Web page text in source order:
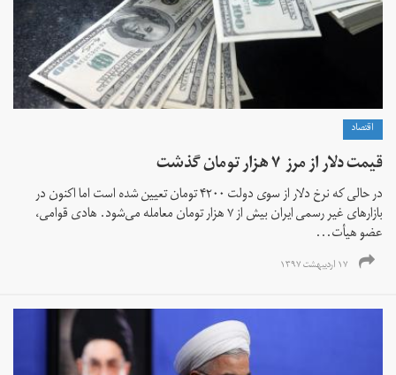
اقتصاد
قیمت دلار از مرز ۷ هزار تومان گذشت
در حالی که نرخ دلار از سوی دولت ۴۲۰۰ تومان تعیین شده است اما اکنون در
بازارهای غیر رسمی ایران بیش از ۷ هزار تومان معامله می‌شود. هادی قوامی،
عضو هیأت...
۱۷ اردیبهشت ۱۳۹۷